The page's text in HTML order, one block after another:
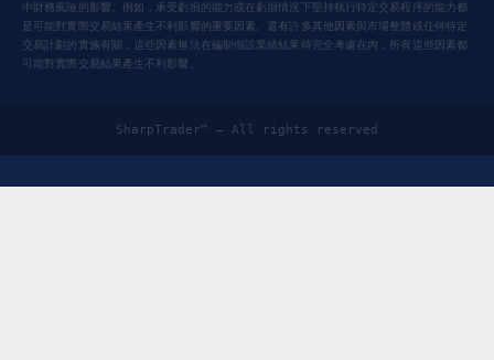
中財務風險的影響。例如，承受虧損的能力或在虧損情況下堅持執行特定交易程序的能力都
是可能對實際交易結果產生不利影響的重要因素。還有許多其他因素與市場整體或任何特定
交易計劃的實施有關，這些因素無法在編制假設業績結果時完全考慮在內，所有這些因素都
可能對實際交易結果產生不利影響。
SharpTrader™ — All rights reserved